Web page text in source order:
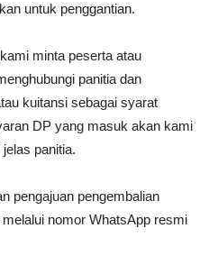
untuk penggantian.
minta peserta atau
panitia dan
kuitansi sebagai syarat
DP yang masuk akan kami
panitia.
pengajuan pengembalian
nomor WhatsApp resmi